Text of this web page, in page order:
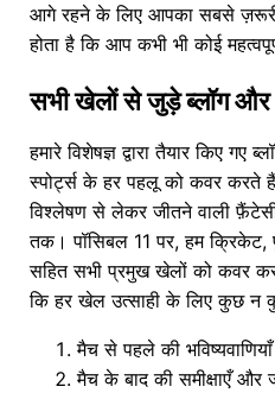
आगे रहने के लिए आपका सबसे
होता है कि आप कभी भी कोई
सभी खेलों से जुड़े ब्लॉग और
हमारे विशेषज्ञ द्वारा तैयार किए
स्पोर्ट्स के हर पहलू को कवर करते
विश्लेषण से लेकर जीतने वाली
तक। पॉसिबल 11 पर, हम
सहित सभी प्रमुख खेलों को कवर
कि हर खेल उत्साही के लिए कुछ न
मैच से पहले की
मैच के बाद की समीक्षाएँ और